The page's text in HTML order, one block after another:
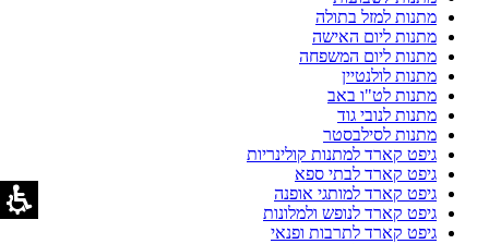
מתנות למזל בתולה
מתנות ליום האישה
מתנות ליום המשפחה
מתנות לולנטיין
מתנות לט"ו באב
מתנות לנובי גוד
מתנות לסילבסטר
גיפט קארד למתנות קולינריות
גיפט קארד לבתי ספא
גיפט קארד למותגי אופנה
גיפט קארד לנופש ולמלונות
גיפט קארד לתרבות ופנאי